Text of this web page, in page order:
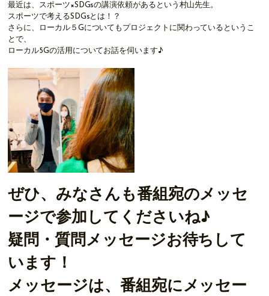
最近は、スポーツ×SDGsの講演依頼があるという村山先生。
スポーツで考えるSDGsとは！？
さらに、ローカル５Gについてもプロジェクトに関わっているというこ
とで、
ローカル5Gの活用についてお話を伺います♪
ぜひ、みなさんも番組宛のメッセ
ージで参加してくださいね♪
疑問・質問メッセージお待ちして
います！
メッセージは、番組宛にメッセー